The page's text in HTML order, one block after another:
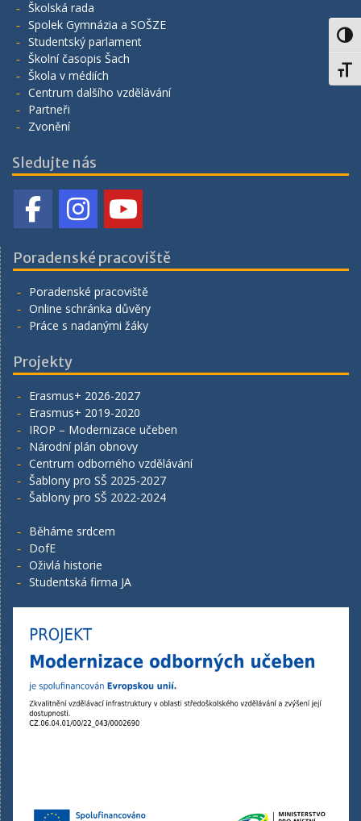
Školská rada
Spolek Gymnázia a SOŠZE
Studentský parlament
Školní časopis Šach
Škola v médiích
Centrum dalšího vzdělávání
Partneři
Zvonění
Sledujte nás
Poradenské pracoviště
Poradenské pracoviště
Online schránka důvěry
Práce s nadanými žáky
Projekty
Erasmus+ 2026-2027
Erasmus+ 2019-2020
IROP – Modernizace učeben
Národní plán obnovy
Centrum odborného vzdělávání
Šablony pro SŠ 2025-2027
Šablony pro SŠ 2022-2024
Běháme srdcem
DofE
Oživlá historie
Studentská firma JA